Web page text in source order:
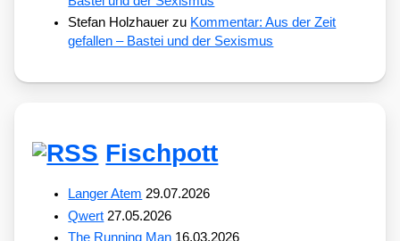
Stefan Holzhauer zu Kommentar: Aus der Zeit
gefallen – Bastei und der Sexismus
Fischpott
Langer Atem 29.07.2026
Qwert 27.05.2026
The Running Man 16.03.2026